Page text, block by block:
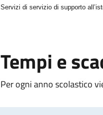
Servizi di servizio di supporto
Tempi e
Per ogni anno scolastico